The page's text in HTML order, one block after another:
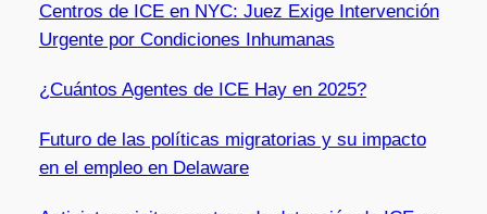
Centros de ICE en NYC: Juez Exige Intervención
Urgente por Condiciones Inhumanas
¿Cuántos Agentes de ICE Hay en 2025?
Futuro de las políticas migratorias y su impacto
en el empleo en Delaware